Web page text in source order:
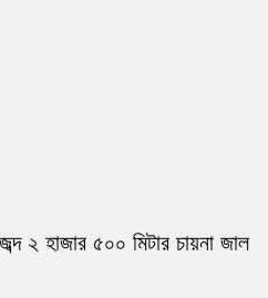
২ হাজার ৫০০ মিটার চায়না জাল